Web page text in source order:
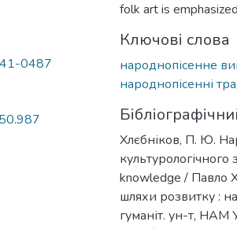
0487
folk art is
Ключові слова
народнопісенне
народнопісенні
Хлєбніков, П. Ю.
knowledge / Павло
шляхи розвитку :
гуманіт. ун-т, НАМ